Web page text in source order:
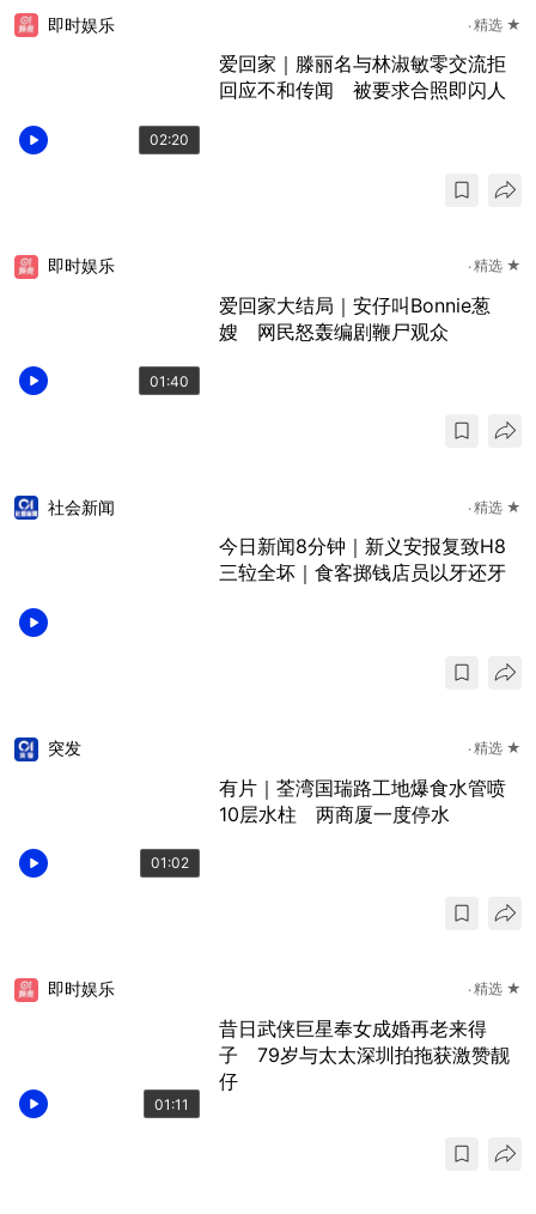
02:20
即时娱乐 精选 ★
爱回家｜滕丽名与林淑敏零交流拒
回应不和传闻 被要求合照即闪人
01:40
即时娱乐 精选 ★
爱回家大结局｜安仔叫Bonnie葱
嫂 网民怒轰编剧鞭尸观众
社会新闻 精选 ★
今日新闻8分钟｜新义安报复致H8
三䢂全坏｜食客掷钱店员以牙还牙
01:02
突发 精选 ★
有片｜荃湾国瑞路工地爆食水管喷
10层水柱 两商厦一度停水
01:11
即时娱乐 精选 ★
昔日武侠巨星奉女成婚再老来得
子 79岁与太太深圳拍拖获激赞靓
仔